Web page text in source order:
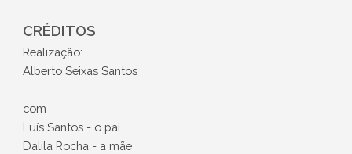
CRÉDITOS
Realização:
Alberto Seixas Santos
com
Luís Santos - o pai
Dalila Rocha - a mãe